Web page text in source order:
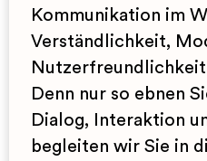
Kommunikation im
Verständlichkeit,
Denn nur so ebnen
Dialog, Interaktion
begleiten wir Sie in
Strategische und
Websites,
Frameworks
Contentstrategien